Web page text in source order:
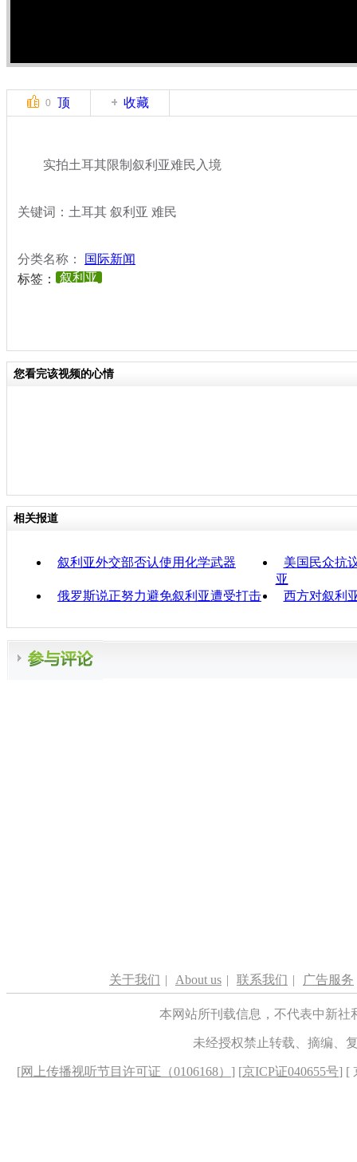
0 顶 收藏
实拍土耳其限制叙利亚难民入境
关键词：土耳其 叙利亚 难民
分类名称：
国际新闻
标签：
叙利亚
您看完该视频的心情
相关报道
叙利亚外交部否认使用化学武器
美国民众抗
亚
俄罗斯说正努力避免叙利亚遭受打击
西方对叙利
关于我们 | About us | 联系我们 | 广告服务
本网站所刊载信息，不代表中新
未经授权禁止转载、摘编、
[网上传播视听节目许可证（0106168） ] [京ICP证040655号] [